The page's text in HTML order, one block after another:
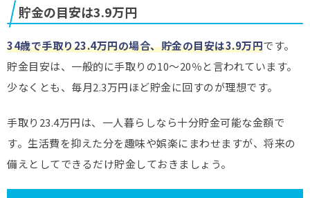
貯金の目安は3.9万円
34歳で手取り23.4万円の場合、貯金の目安は3.9万円です。
貯金目安は、一般的に手取りの10～20％と言われています。
少なくとも、毎月2.3万円ほど貯金に回すのが理想です。
手取り23.4万円は、一人暮らしなら十分貯金可能な金額で
す。生活費を抑えた分を趣味や娯楽にまわせますが、将来の
備えとしてできるだけ貯金しておきましょう。